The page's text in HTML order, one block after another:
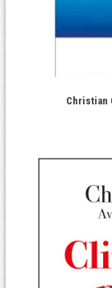
Christian